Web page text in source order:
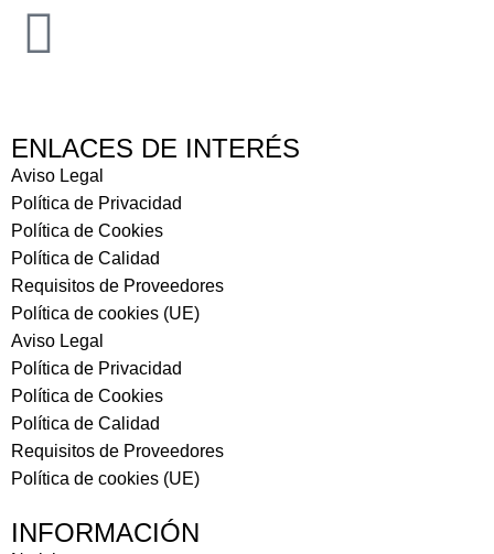
ENLACES DE INTERÉS
Aviso Legal
Política de Privacidad
Política de Cookies
Política de Calidad
Requisitos de Proveedores
Política de cookies (UE)
Aviso Legal
Política de Privacidad
Política de Cookies
Política de Calidad
Requisitos de Proveedores
Política de cookies (UE)
INFORMACIÓN